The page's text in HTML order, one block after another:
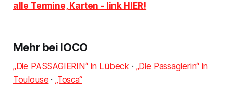
alle Termine, Karten - link HIER!
Mehr bei IOCO
„Die PASSAGIERIN“ in Lübeck · „Die Passagierin“ in
Toulouse · „Tosca“